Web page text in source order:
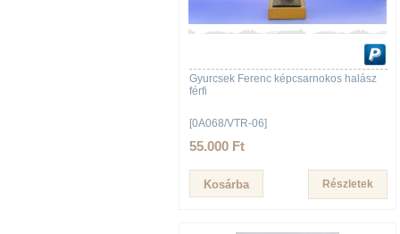
Gyurcsek Ferenc képcsarnokos halász
férfi
[0A068/VTR-06]
55.000 Ft
Részletek